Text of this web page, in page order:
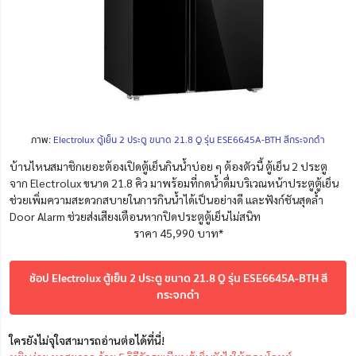
ภาพ: Electrolux ตู้เย็น 2 ประตู ขนาด 21.8 Q รุ่น ESE6645A-BTH สีกระจกดำ
บ้านไหนสมาชิกเยอะต้องเปิดตู้เย็นกินน้ำบ่อย ๆ ต้องตัวนี้ ตู้เย็น 2 ประตู
จาก Electrolux ขนาด 21.8 คิว มาพร้อมที่กดน้ำดื่มบริเวณหน้าประตูตู้เย็น
ช่วยเพิ่มความสะดวกสบายในการกินน้ำได้เป็นอย่างดี และฟังก์ชันสุดล้ำ
Door Alarm ช่วยส่งเสียงเตือนหากปิดประตูตู้เย็นไม่สนิท
ราคา 45,990 บาท*
ช้อป Electrolux ตู้เย็น 2 ประตู ขนาด 21.8 Q รุ่น ESE6645A-BTH สี
กระจกดำ
ใครยังไม่จุใจสามารถอ่านต่อได้ที่นี่!